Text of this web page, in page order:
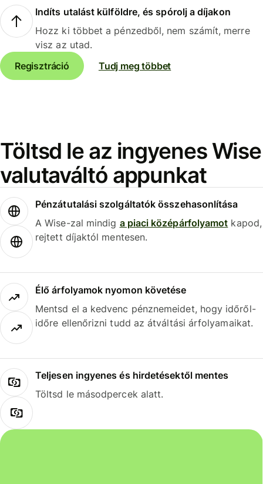
Indíts utalást külföldre, és spórolj a díjakon
Hozz ki többet a pénzedből, nem számít, merre
visz az utad.
Regisztráció
Tudj meg többet
Töltsd le az ingyenes Wise
valutaváltó appunkat
Pénzátutalási szolgáltatók összehasonlítása
A Wise-zal mindig a piaci középárfolyamot kapod,
rejtett díjaktól mentesen.
Élő árfolyamok nyomon követése
Mentsd el a kedvenc pénznemeidet, hogy időről-
időre ellenőrizni tudd az átváltási árfolyamaikat.
Teljesen ingyenes és hirdetésektől mentes
Töltsd le másodpercek alatt.